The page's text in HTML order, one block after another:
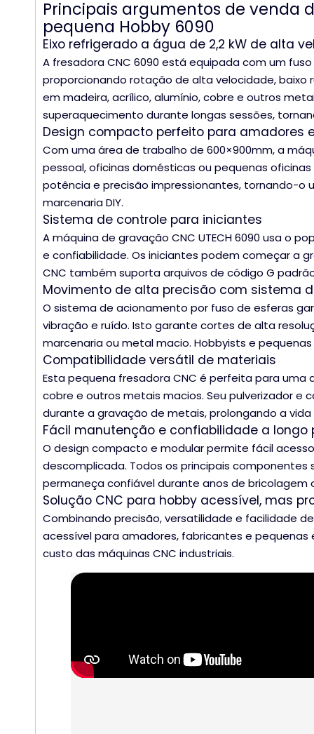
Principais argumentos de venda
pequena Hobby 6090
Eixo refrigerado a água de 2,2 kW de alta
A fresadora CNC 6090 está equipada com um
proporcionando rotação de alta velocidade, baixo
em madeira, acrílico, alumínio, cobre e outros
superaquecimento durante longas sessões,
Design compacto perfeito para amadores
Com uma área de trabalho de 600×900mm, a
pessoal, oficinas domésticas ou pequenas
potência e precisão impressionantes, tornando-o
marcenaria DIY.
Sistema de controle para iniciantes
A máquina de gravação CNC UTECH 6090 usa o
e confiabilidade. Os iniciantes podem começar a
CNC também suporta arquivos de código G
Movimento de alta precisão com sistema
O sistema de acionamento por fuso de esferas
vibração e ruído. Isto garante cortes de alta
marcenaria ou metal macio. Hobbyists e
Compatibilidade versátil de materiais
Esta pequena fresadora CNC é perfeita para uma
cobre e outros metais macios. Seu pulverizador
durante a gravação de metais, prolongando a
Fácil manutenção e confiabilidade a longo
O design compacto e modular permite fácil
descomplicada. Todos os principais
permaneça confiável durante anos de bricolagem
Solução CNC para hobby acessível, mas
Combinando precisão, versatilidade e facilidade
acessível para amadores, fabricantes e
custo das máquinas CNC industriais.